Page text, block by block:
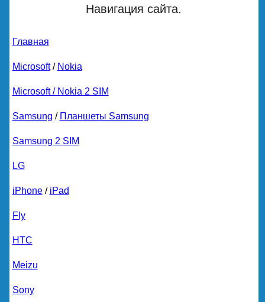
Навигация сайта.
Главная
Microsoft/ Nokia
Microsoft / Nokia 2 SIM
Samsung / Планшеты Samsung
Samsung 2 SIM
LG
iPhone/ iPad
Fly
HTC
Meizu
Sony